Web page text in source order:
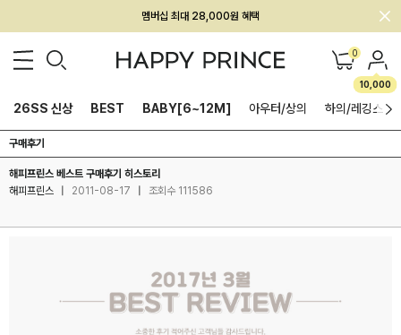
회원전용 아울렛, 가입하면 ~60% 할인!
멤버십 최대 28,000원 혜택 0
10,000
26SS 신상 BEST BABY[6~12M] 아우터/상의 하의/레깅스
구매후기
해피프린스 베스트 구매후기 히스토리
해피프린스
2011-08-17 조회수 111586